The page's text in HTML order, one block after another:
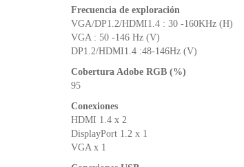
Frecuencia de exploración
VGA/DP1.2/HDMI1.4 : 30 -160KHz (H)
VGA : 50 -146 Hz (V)
DP1.2/HDMI1.4 :48-146Hz (V)
Cobertura Adobe RGB (%)
95
Conexiones
HDMI 1.4 x 2
DisplayPort 1.2 x 1
VGA x 1